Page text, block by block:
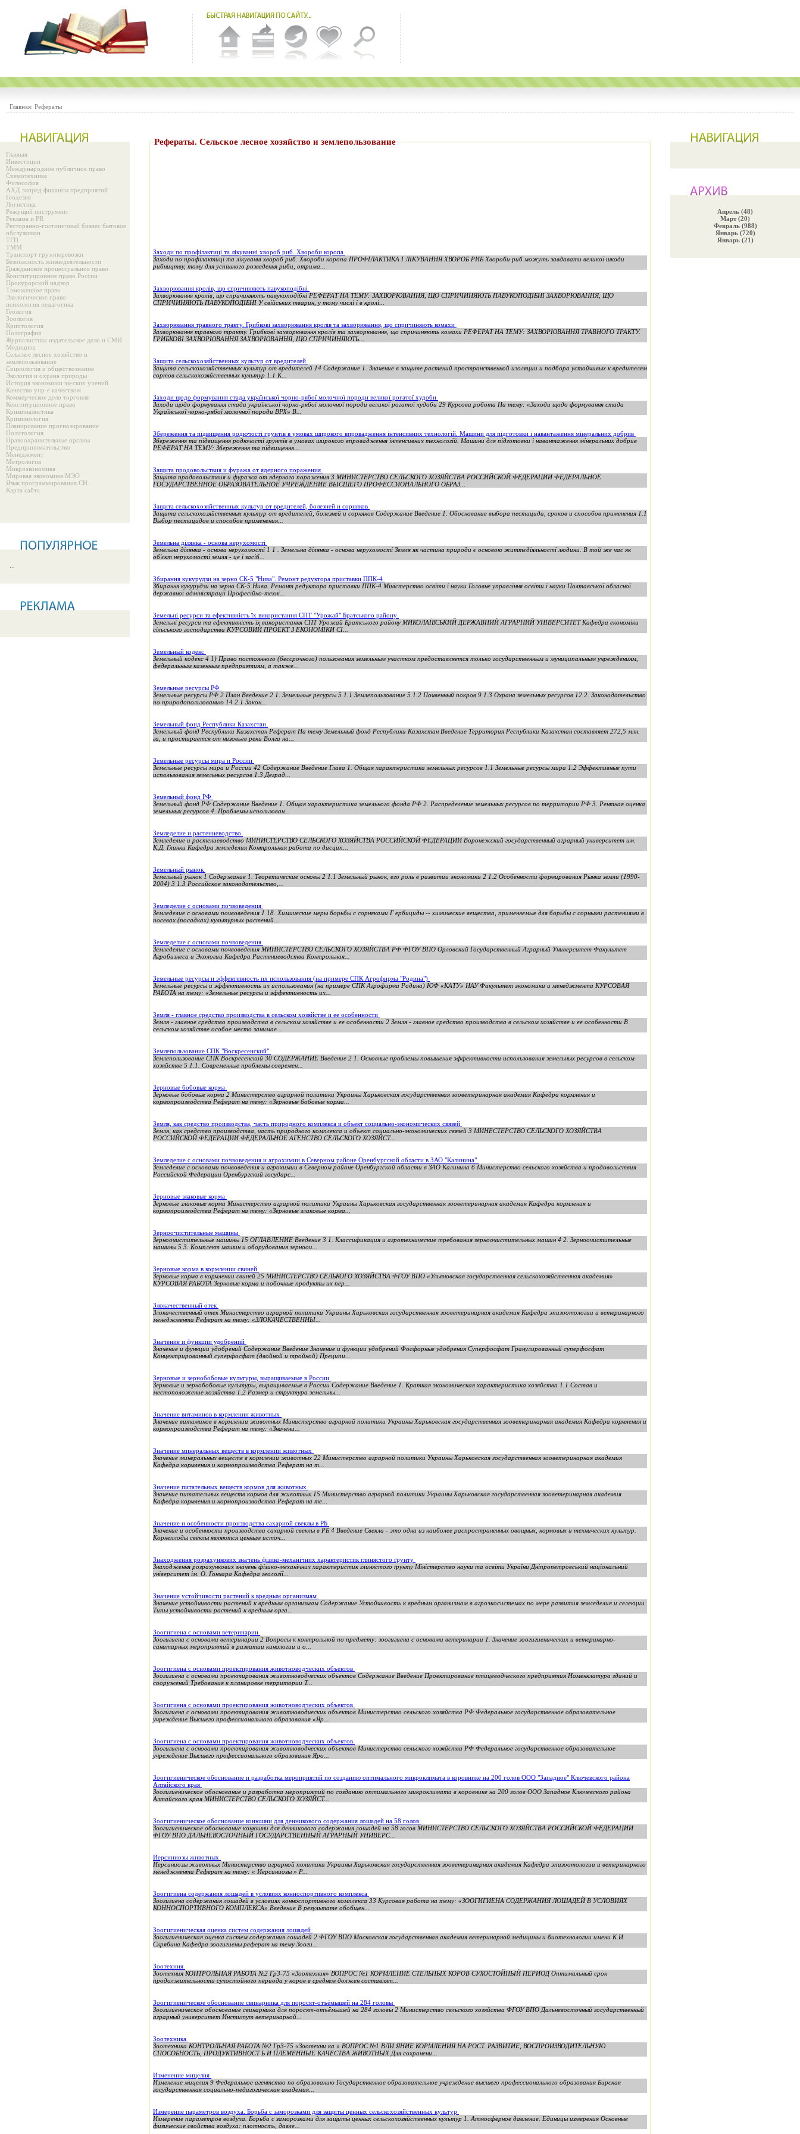
Главная: Рефераты
Главная
Инвестиции
Международное публичное право
Схемотехника
Философия
АХД экпред финансы предприятий
Геодезия
Логистика
Режущий инструмент
Реклама и PR
Ресторанно-гостиничный бизнес бытовое
обслуживан
ТГП
ТММ
Транспорт грузоперевозки
Безопасность жизнедеятельности
Гражданское процессуальное право
Конституционное право России
Прокурорский надзор
Таможенное право
Экологическое право
психология педагогика
Геология
Зоология
Криптология
Полиграфия
Журналистика издательское дело и СМИ
Медицина
Сельское лесное хозяйство и
землепользование
Социология и обществознание
Экология и охрана природы
История экономики эк-ских учений
Качество упр-е качеством
Коммерческое дело торговля
Конституционное право
Криминалистика
Криминология
Планирование прогнозирование
Политология
Правоохранительные органы
Предпринимательство
Менеджмент
Метрология
Микроэкономика
Мировая экономика МЭО
Язык программирования СИ
Карта сайта
Рефераты. Сельское лесное хозяйство и землепользование
Заходи по профілактиці та лікуванні хвороб риб. Хвороби коропа
Заходи по профілактиці та лікуванні хвороб риб. Хвороби коропа ПРОФІЛАКТИКА І ЛІКУВАННЯ ХВОРОБ РИБ Хвороби риб можуть завдавати великої шкоди
рибництву, тому для успішного розведення риби, отрима...
Захворювання кролів, що спричиняють павукоподібні
Захворювання кролів, що спричиняють павукоподібні РЕФЕРАТ НА ТЕМУ: ЗАХВОРЮВАННЯ, ЩО СПРИЧИНЯЮТЬ ПАВУКОПОДІБНІ ЗАХВОРЮВАННЯ, ЩО
СПРИЧИНЯЮТЬ ПАВУКОПОДІБНІ У свійських тварин, у тому числі і в кролі...
Захворювання травного тракту. Грибкові захворювання кролів та захворювання, що спричиняють комахи
Захворювання травного тракту. Грибкові захворювання кролів та захворювання, що спричиняють комахи РЕФЕРАТ НА ТЕМУ: ЗАХВОРЮВАННЯ ТРАВНОГО ТРАКТУ.
ГРИБКОВІ ЗАХВОРЮВАННЯ ЗАХВОРЮВАННЯ, ЩО СПРИЧИНЯЮТЬ...
Защита сельскохозяйственных культур от вредителей
Защита сельскохозяйственных культур от вредителей 14 Содержание 1. Значение в защите растений пространственной изоляции и подбора устойчивых к вредителям
сортов сельскохозяйственных культур 1.1 К...
Заходи щодо формування стада української чорно-рябої молочної породи великої рогатої худоби
Заходи щодо формування стада української чорно-рябої молочної породи великої рогатої худоби 29 Курсова робота На тему: «Заходи щодо формування стада
Української чорно-рябої молочної породи ВРХ» В...
Збереження та підвищення родючості грунтів в умовах широкого впровадження інтенсивних технологій. Машини для підготовки і навантаження мінеральних добрив
Збереження та підвищення родючості грунтів в умовах широкого впровадження інтенсивних технологій. Машини для підготовки і навантаження мінеральних добрив
РЕФЕРАТ НА ТЕМУ: Збереження та підвищення...
Защита продовольствия и фуража от ядерного поражения
Защита продовольствия и фуража от ядерного поражения 3 МИНИСТЕРСТВО СЕЛЬСКОГО ХОЗЯЙСТВА РОССИЙСКОЙ ФЕДЕРАЦИИ ФЕДЕРАЛЬНОЕ
ГОСУДАРСТВЕННОЕ ОБРАЗОВАТЕЛЬНОЕ УЧРЕЖДЕНИЕ ВЫСШЕГО ПРОФЕССИОНАЛЬНОГО ОБРАЗ...
Защита сельскохозяйственных культур от вредителей, болезней и сорняков
Защита сельскохозяйственных культур от вредителей, болезней и сорняков Содержание Введение 1. Обоснование выбора пестицида, сроков и способов применения 1.1
Выбор пестицидов и способов применения...
Земельна ділянка - основа нерухомості
Земельна ділянка - основа нерухомості 1 1 . Земельна ділянка - основа нерухомості Земля як частина природи є основою життєдіяльності людини. В той же час як
об'єкт нерухомості земля - це і засіб...
Збирання кукурудзи на зерно СК-5 "Нива". Ремонт редуктора приставки ППК-4
Збирання кукурудзи на зерно СК-5 Нива. Ремонт редуктора приставки ППК-4 Міністерство освіти і науки Головне управління освіти і науки Полтавської обласної
державної адміністрації Професійно-техні...
Земельні ресурси та ефективність їх використання СПТ "Урожай" Братського району
Земельні ресурси та ефективність їх використання СПТ Урожай Братського району МИКОЛАЇВСЬКИЙ ДЕРЖАВНИЙ АГРАРНИЙ УНІВЕРСИТЕТ Кафедра економіки
сільського господарства КУРСОВИЙ ПРОЕКТ З ЕКОНОМІКИ СІ...
Земельный кодекс
Земельный кодекс 4 1) Право постоянного (бессрочного) пользования земельным участком предоставляется только государственным и муниципальным учреждениям,
федеральным казенным предприятиям, а также...
Земельные ресурсы РФ
Земельные ресурсы РФ 2 План Введение 2 1. Земельные ресурсы 5 1.1 Землепользование 5 1.2 Почвенный покров 9 1.3 Охрана земельных ресурсов 12 2. Законодательство
по природопользованию 14 2.1 Закон...
Земельный фонд Республики Казахстан
Земельный фонд Республики Казахстан Реферат На тему Земельный фонд Республики Казахстан Введение Территория Республики Казахстан составляет 272,5 млн.
га, и простирается от низовьев реки Волга на...
Земельные ресурсы мира и России
Земельные ресурсы мира и России 42 Содержание Введение Глава 1. Общая характеристика земельных ресурсов 1.1 Земельные ресурсы мира 1.2 Эффективные пути
использования земельных ресурсов 1.3 Деград...
Земельный фонд РФ
Земельный фонд РФ Содержание Введение 1. Общая характеристика земельного фонда РФ 2. Распределение земельных ресурсов по территории РФ 3. Рентная оценка
земельных ресурсов 4. Проблемы использован...
Земледелие и растениеводство
Земледелие и растениеводство МИНИСТЕРСТВО СЕЛЬСКОГО ХОЗЯЙСТВА РОССИЙСКОЙ ФЕДЕРАЦИИ Воронежский государственный аграрный университет им.
К.Д. Глинки Кафедра земледелия Контрольная работа по дисцип...
Земельный рынок
Земельный рынок 1 Содержание 1. Теоретические основы 2 1.1 Земельный рынок, его роль в развитии экономики 2 1.2 Особенности формирования Рынка земли (1990-
2004) 3 1.3 Российское законодательство,...
Земледелие с основами почвоведения
Земледелие с основами почвоведения 1 18. Химические меры борьбы с сорняками Г ербициды -- химические вещества, применяемые для борьбы с сорными растениями в
посевах (посадках) культурных растений...
Земледелие с основами почвоведения
Земледелие с основами почвоведения МИНИСТЕРСТВО СЕЛЬСКОГО ХОЗЯЙСТВА РФ ФГОУ ВПО Орловский Государственный Аграрный Университет Факультет
Агробизнеса и Экологии Кафедра Растениеводства Контрольная...
Земельные ресурсы и эффективность их использования (на примере СПК Агрофирма "Родина")
Земельные ресурсы и эффективность их использования (на примере СПК Агрофирма Родина) ЮФ «КАТУ» НАУ Факультет экономики и менеджмента КУРСОВАЯ
РАБОТА на тему: «Земельные ресурсы и эффективность их...
Земля - главное средство производства в сельском хозяйстве и ее особенности
Земля - главное средство производства в сельском хозяйстве и ее особенности 2 Земля - главное средство производства в сельском хозяйстве и ее особенности В
сельском хозяйстве особое место занимае...
Землепользование СПК "Воскресенский"
Землепользование СПК Воскресенский 30 СОДЕРЖАНИЕ Введение 2 1. Основные проблемы повышения эффективности использования земельных ресурсов в сельском
хозяйстве 5 1.1. Современные проблемы современ...
Зерновые бобовые корма
Зерновые бобовые корма 2 Министерство аграрной политики Украины Харьковская государственная зооветеринарная академия Кафедра кормления и
кормопроизводства Реферат на тему: «Зерновые бобовые корма...
Земля, как средство производства, часть природного комплекса и объект социально-экономических связей
Земля, как средство производства, часть природного комплекса и объект социально-экономических связей 3 МИНЕСТЕРСТВО СЕЛЬСКОГО ХОЗЯЙСТВА
РОССИЙСКОЙ ФЕДЕРАЦИИ ФЕДЕРАЛЬНОЕ АГЕНСТВО СЕЛЬСКОГО ХОЗЯЙСТ...
Земледелие с основами почвоведения и агрохимии в Северном районе Оренбургской области в ЗАО "Калинина"
Земледелие с основами почвоведения и агрохимии в Северном районе Оренбургской области в ЗАО Калинина 6 Министерство сельского хозяйства и продовольствия
Российской Федерации Оренбургский государс...
Зерновые злаковые корма
Зерновые злаковые корма Министерство аграрной политики Украины Харьковская государственная зооветеринарная академия Кафедра кормления и
кормопроизводства Реферат на тему: «Зерновые злаковые корма...
Зерноочистительные машины
Зерноочистительные машины 15 ОГЛАВЛЕНИЕ Введение 3 1. Классификация и агротехнические требования зерноочистительных машин 4 2. Зерноочистительные
машины 5 3. Комплект машин и оборудования зернооч...
Зерновые корма в кормлении свиней
Зерновые корма в кормлении свиней 25 МИНИСТЕРСТВО СЕЛЬКОГО ХОЗЯЙСТВА ФГОУ ВПО «Ульяновская государственная сельскохозяйственная академия»
КУРСОВАЯ РАБОТА Зерновые корма и побочные продукты их пер...
Злокачественный отек
Злокачественный отек Министерство аграрной политики Украины Харьковская государственная зооветеринарная академия Кафедра эпизоотологии и ветеринарного
менеджмента Реферат на тему: «ЗЛОКАЧЕСТВЕННЫ...
Значение и функции удобрений
Значение и функции удобрений Содержание Введение Значение и функции удобрений Фосфорные удобрения Суперфосфат Гранулированный суперфосфат
Концентрированный суперфосфат (двойной и тройной) Преципи...
Зерновые и зернобобовые культуры, выращиваемые в России
Зерновые и зернобобовые культуры, выращиваемые в России Содержание Введение 1. Краткая экономическая характеристика хозяйства 1.1 Состав и
местоположение хозяйства 1.2 Размер и структура земельны...
Значение витаминов в кормлении животных
Значение витаминов в кормлении животных Министерство аграрной политики Украины Харьковская государственная зооветеринарная академия Кафедра кормления и
кормопроизводства Реферат на тему: «Значени...
Значение минеральных веществ в кормлении животных
Значение минеральных веществ в кормлении животных 22 Министерство аграрной политики Украины Харьковская государственная зооветеринарная академия
Кафедра кормления и кормопроизводства Реферат на т...
Значение питательных веществ кормов для животных
Значение питательных веществ кормов для животных 15 Министерство аграрной политики Украины Харьковская государственная зооветеринарная академия
Кафедра кормления и кормопроизводства Реферат на те...
Значение и особенности производства сахарной свеклы в РБ
Значение и особенности производства сахарной свеклы в РБ 4 Введение Свекла - это одна из наиболее распространенных овощных, кормовых и технических культур.
Корнеплоды свеклы являются ценным источ...
Знаходження розрахункових значень фізико-механічних характеристик глинястого ґрунту
Знаходження розрахункових значень фізико-механічних характеристик глинястого ґрунту Міністерство науки та освіти України Дніпропетровський національний
університет ім. О. Гончара Кафедра геології...
Значение устойчивости растений к вредным организмам
Значение устойчивости растений к вредным организмам Содержание Устойчивость к вредным организмам в агроэкосистемах по мере развития земледелия и селекции
Типы устойчивости растений к вредным орга...
Зоогигиена с основами ветеринарии
Зоогигиена с основами ветеринарии 2 Вопросы к контрольной по предмету: зоогигиена с основами ветеринарии 1. Значение зоогигиенических и ветеринарно-
санитарных мероприятий в развитии кинологии и о...
Зоогигиена с основами проектирования животноводческих объектов
Зоогигиена с основами проектирования животноводческих объектов Содержание Введение Проектирование птицеводческого предприятия Номенклатура зданий и
сооружений Требования к планировке территории Т...
Зоогигиена с основами проектирования животноводческих объектов
Зоогигиена с основами проектирования животноводческих объектов Министерство сельского хозяйства РФ Федеральное государственное образовательное
учреждение Высшего профессионального образования «Яр...
Зоогигиена с основами проектирования животноводческих объектов
Зоогигиена с основами проектирования животноводческих объектов Министерство сельского хозяйства РФ Федеральное государственное образовательное
учреждение Высшего профессионального образования Яро...
Зоогигиеническое обоснование и разработка мероприятий по созданию оптимального микроклимата в коровнике на 200 голов ООО "Западное" Ключевского района
Алтайского края
Зоогигиеническое обоснование и разработка мероприятий по созданию оптимального микроклимата в коровнике на 200 голов ООО Западное Ключевского района
Алтайского края МИНИСТЕРСТВО СЕЛЬСКОГО ХОЗЯЙСТ...
Зоогигиеническое обоснование конюшни для денникового содержания лошадей на 58 голов
Зоогигиеническое обоснование конюшни для денникового содержания лошадей на 58 голов МИНИСТЕРСТВО СЕЛЬСКОГО ХОЗЯЙСТВА РОССИЙСКОЙ ФЕДЕРАЦИИ
ФГОУ ВПО ДАЛЬНЕВОСТОЧНЫЙ ГОСУДАРСТВЕННЫЙ АГРАРНЫЙ УНИВЕРС...
Иерсиниозы животных
Иерсиниозы животных Министерство аграрной политики Украины Харьковская государственная зооветеринарная академия Кафедра эпизоотологии и ветеринарного
менеджмента Реферат на тему: « Иерсиниозы » Р...
Зоогигиена содержания лошадей в условиях конноспортивного комплекса
Зоогигиена содержания лошадей в условиях конноспортивного комплекса 33 Курсовая работа на тему: «ЗООГИГИЕНА СОДЕРЖАНИЯ ЛОШАДЕЙ В УСЛОВИЯХ
КОННОСПОРТИВНОГО КОМПЛЕКСА» Введение В результате обобщен...
Зоогигиеническая оценка систем содержания лошадей
Зоогигиеническая оценка систем содержания лошадей 2 ФГОУ ВПО Московская государственная академия ветеринарной медицины и биотехнологии имени К.И.
Скрябина Кафедра зоогигиены реферат на тему Зооги...
Зоотехния
Зоотехния КОНТРОЛЬНАЯ РАБОТА №2 Гр3-75 «Зоотехния» ВОПРОС №1 КОРМЛЕНИЕ СТЕЛЬНЫХ КОРОВ СУХОСТОЙНЫЙ ПЕРИОД Оптимальный срок
продолжительности сухостойного периода у коров в среднем должен составлят...
Зоогигиеническое обоснование свинарника для поросят-отъёмышей на 284 головы
Зоогигиеническое обоснование свинарника для поросят-отъёмышей на 284 головы 2 Министерство сельского хозяйства ФГОУ ВПО Дальневосточный государственный
аграрный университет Институт ветеринарной...
Зоотехника
Зоотехника КОНТРОЛЬНАЯ РАБОТА №2 Гр3-75 «Зоотехни ка » ВОПРОС №1 ВЛИ ЯНИЕ КОРМЛЕНИЯ НА РОСТ. РАЗВИТИЕ, ВОСПРОИЗВОДИТЕЛЬНУЮ
СПОСОБНОСТЬ, ПРОДУКТИВНОСТ Ь И ПЛЕМЕННЫЕ КАЧЕСТВА ЖИВОТНЫХ Для сохранени...
Изменение мицелия
Изменение мицелия 9 Федеральное агентство по образованию Государственное образовательное учреждение высшего профессионального образования Бирская
государственная социально-педагогическая академия...
Измерение параметров воздуха. Борьба с заморозками для защиты ценных сельскохозяйственных культур
Измерение параметров воздуха. Борьба с заморозками для защиты ценных сельскохозяйственных культур 1. Атмосферное давление. Единицы измерения Основные
физические свойства воздуха: плотность, давле...
Апрель (48)
Март (20)
Февраль (988)
Январь (720)
Январь (21)